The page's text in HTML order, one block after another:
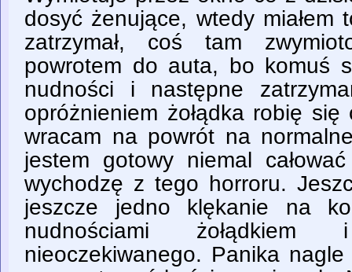
dosyć żenujące, wtedy miałem
zatrzymał, coś tam
powrotem do auta, bo komuś
nudności i następne
opróżnieniem żołądka robię
wracam na powrót na
jestem gotowy niemal
wychodzę z tego horroru.
jeszcze jedno klękanie na
nudnościami
nieoczekiwanego. Panika